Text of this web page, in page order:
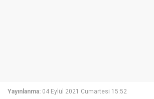
Yayınlanma: 04 Eylül 2021 Cumartesi 15:52